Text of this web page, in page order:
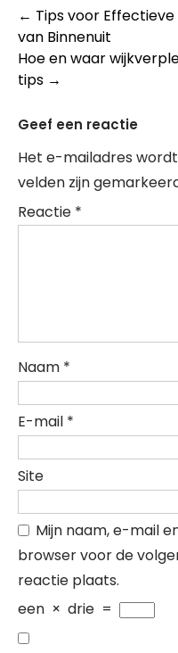
Post
navigation
← Tips voor
van Binnenuit
Hoe en waar
tips →
Geef een reactie
Het e-mailadres
velden zijn
Reactie *
Naam *
E-mail *
Site
Mijn naam, e-mail
browser voor de
reactie plaats.
een × drie =